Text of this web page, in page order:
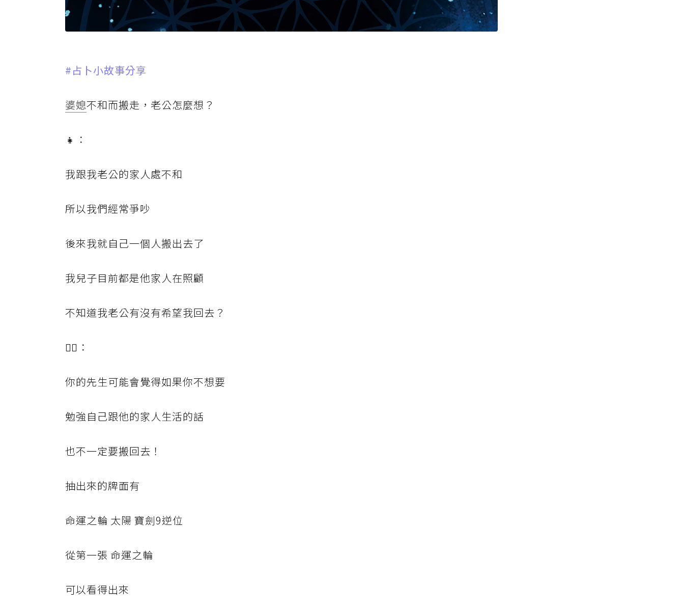
#占卜小故事分享
婆媳不和而搬走，老公怎麼想？
👧：
我跟我老公的家人處不和
所以我們經常爭吵
後來我就自己一個人搬出去了
我兒子目前都是他家人在照顧
不知道我老公有沒有希望我回去？
🧙‍♀️：
你的先生可能會覺得如果你不想要
勉強自己跟他的家人生活的話
也不一定要搬回去！
抽出來的牌面有
命運之輪 太陽 寶劍9逆位
從第一張 命運之輪
可以看得出來